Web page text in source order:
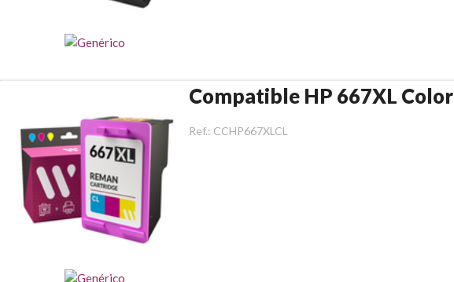
Compatible HP 667XL Color
Ref.: CCHP667XLCL